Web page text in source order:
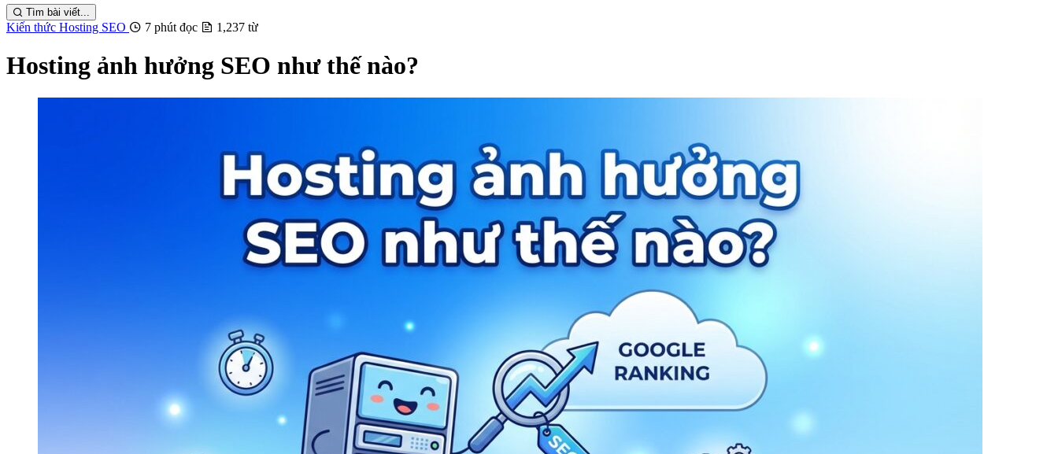
Tìm bài viết...
Kiến thức Hosting SEO 7 phút đọc 1,237 từ
Hosting ảnh hưởng SEO như thế nào?